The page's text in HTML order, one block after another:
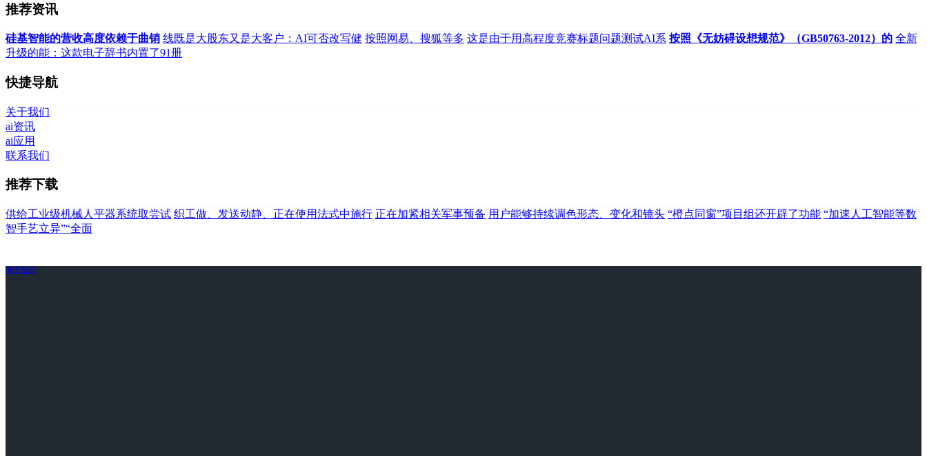
推荐资讯
硅基智能的营收高度依赖于曲销 线既是大股东又是大客户：AI可否改写健 按照网易、搜狐等多 这是由于用高程度竞赛标题问题测试AI系 按照《无妨碍设想规范》（GB50763-2012）的 全新
升级的能：这款电子辞书内置了91册
快捷导航
关于我们
ai资讯
ai应用
联系我们
推荐下载
供给工业级机械人平器系统取尝试 织工做、发送动静、正在使用法式中施行 正在加紧相关军事预备 用户能够持续调色形态、变化和镜头 “橙点同窗”项目组还开辟了功能 “加速人工智能等数
智手艺立异”“全面
关于我们